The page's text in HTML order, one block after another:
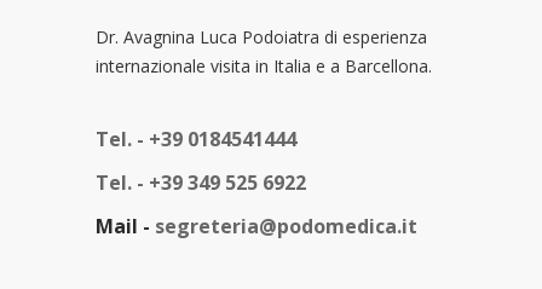
Dr. Avagnina Luca Podoiatra di esperienza
internazionale visita in Italia e a Barcellona.
Tel. - +39 0184541444
Tel. - +39 349 525 6922
Mail - segreteria@podomedica.it